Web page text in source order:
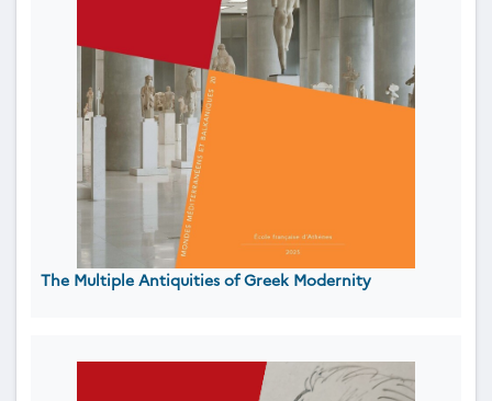
The Multiple Antiquities of Greek Modernity